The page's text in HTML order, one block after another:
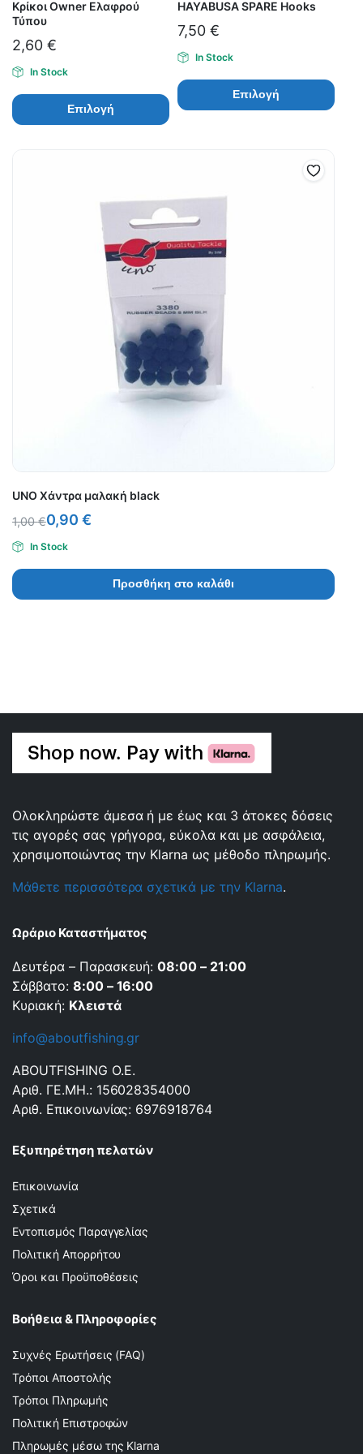
Κρίκοι Owner Ελαφρού
Τύπου
2,60 €
In Stock
Επιλογή
HAYABUSA SPARE Hooks
7,50 €
In Stock
Επιλογή
UNO Χάντρα μαλακή black
1,00€0,90 €
In Stock
Προσθήκη στο καλάθι
Ολοκληρώστε άμεσα ή με έως και 3 άτοκες δόσεις
τις αγορές σας γρήγορα, εύκολα και με ασφάλεια,
χρησιμοποιώντας την Klarna ως μέθοδο πληρωμής.
Μάθετε περισσότερα σχετικά με την Klarna.
Ωράριο Καταστήματος
Δευτέρα – Παρασκευή:08:00 – 21:00
Σάββατο: 8:00 – 16:00
Κυριακή: Κλειστά
info@aboutfishing.gr
ABOUTFISHING Ο.Ε.
Αριθ. ΓΕ.ΜΗ.: 156028354000
Αριθ. Επικοινωνίας: 6976918764
Εξυπηρέτηση πελατών
Επικοινωνία
Σχετικά
Εντοπισμός Παραγγελίας
Πολιτική Απορρήτου
Όροι και Προϋποθέσεις
Βοήθεια & Πληροφορίες
Συχνές Ερωτήσεις (FAQ)
Τρόποι Αποστολής
Τρόποι Πληρωμής
Πολιτική Επιστροφών
Πληρωμές μέσω της Klarna